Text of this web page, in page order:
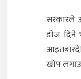
सरकारले
डोज दिने
खोप